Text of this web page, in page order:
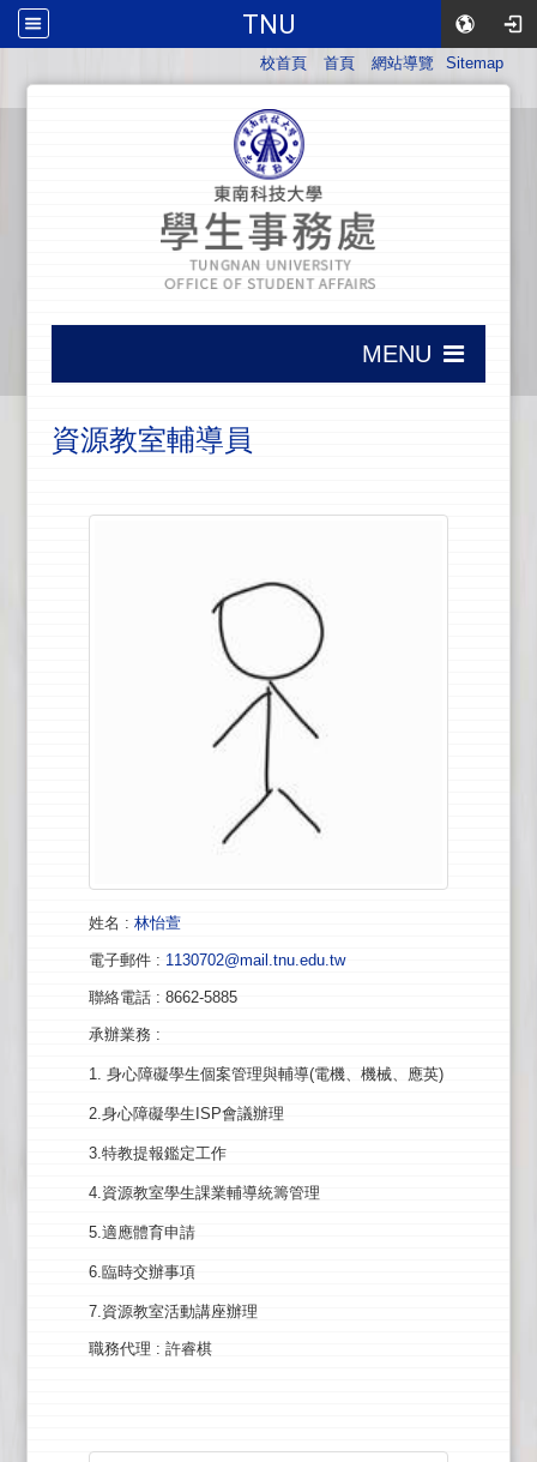
TNU
校首頁 首頁 網站導覽 Sitemap
MENU
資源教室輔導員
姓名 :林怡萱
電子郵件 : 1130702@mail.tnu.edu.tw
聯絡電話 : 8662-5885
承辦業務 :
1. 身心障礙學生個案管理與輔導(電機、機械、應英)
2.身心障礙學生ISP會議辦理
3.特教提報鑑定工作
4.資源教室學生課業輔導統籌管理
5.適應體育申請
6.臨時交辦事項
7.資源教室活動講座辦理
職務代理 : 許睿棋